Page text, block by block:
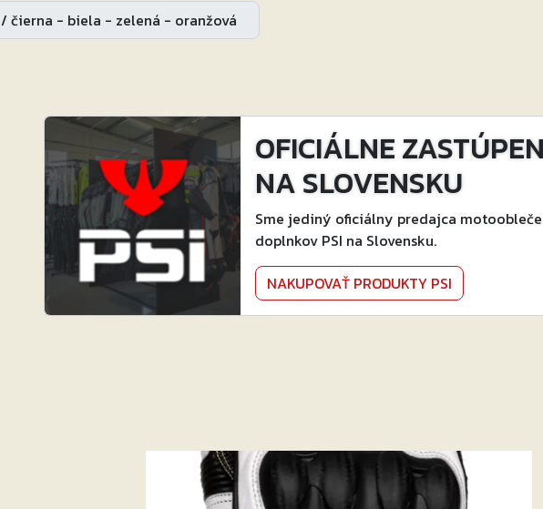
/ čierna - biela - zelená - oranžová
OFICIÁLNE
NA SLOVENSKU
Sme jediný oficiálny predajca
doplnkov PSI na Slovensku.
NAKUPOVAŤ PRODUKTY PSI